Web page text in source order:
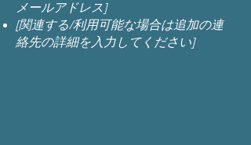
メールアドレス]
[関連する/利用可能な場合は追加の連
絡先の詳細を入力してください]